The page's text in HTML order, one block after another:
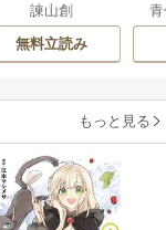
諫山創
無料立読み
もっと見る